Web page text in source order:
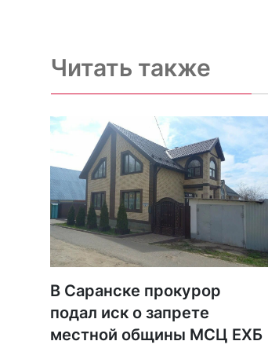
Читать также
В Саранске прокурор
подал иск о запрете
местной общины МСЦ ЕХБ